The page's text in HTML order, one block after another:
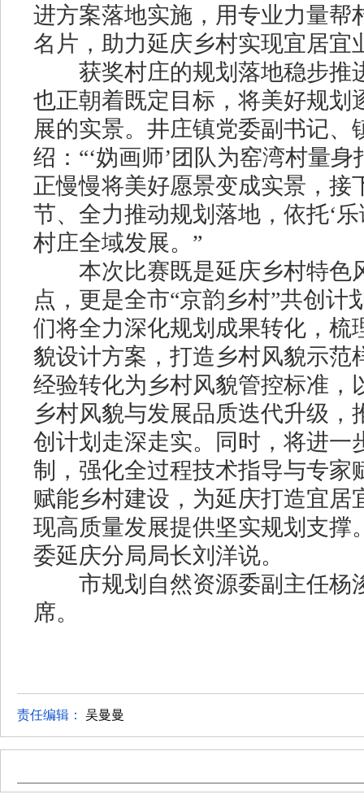
进方案落地实施，用专业力量帮
名片，助力延庆乡村实现宜居宜
获奖村庄的规划落地稳步推
也正朝着既定目标，将美好规划
展的实景。井庄镇党委副书记、
绍：“‘妫画师’团队为窑湾村量
正慢慢将美好愿景变成实景，接
节、全力推动规划落地，依托‘
村庄全域发展。”
本次比赛既是延庆乡村特色
点，更是全市“京韵乡村”共创计
们将全力深化规划成果转化，梳
貌设计方案，打造乡村风貌示范
经验转化为乡村风貌管控标准，
乡村风貌与发展品质迭代升级，
创计划走深走实。同时，将进一
制，强化全过程技术指导与专家
赋能乡村建设，为延庆打造宜居
现高质量发展提供坚实规划支撑
委延庆分局局长刘洋说。
市规划自然资源委副主任杨
席。
责任编辑： 吴曼曼